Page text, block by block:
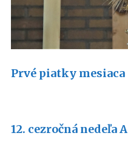
Prvé piatky mesiaca
12. cezročná nedeľa A